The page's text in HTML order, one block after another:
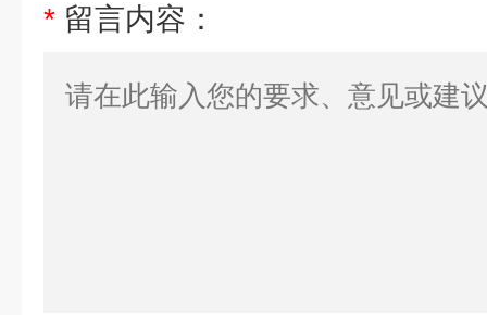
* 留言内容：